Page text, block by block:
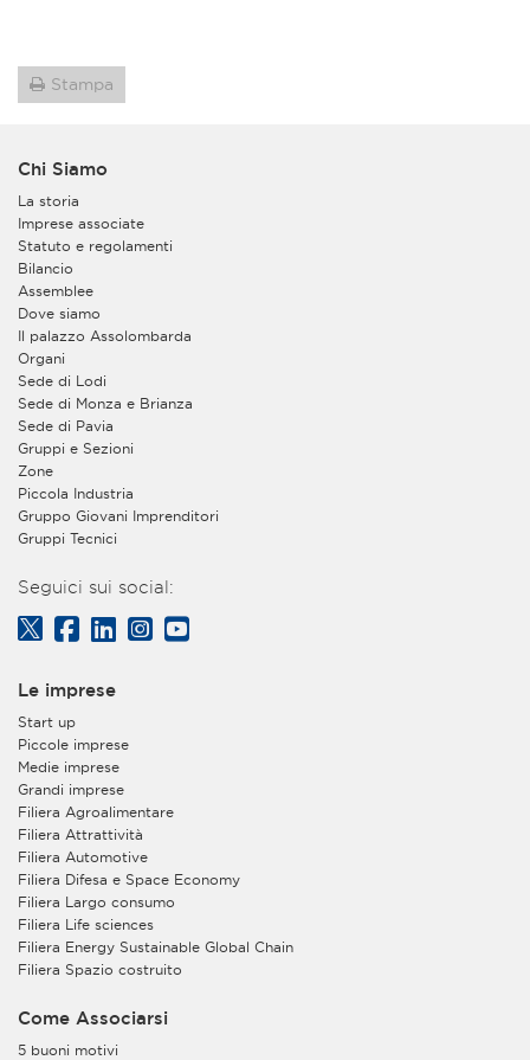
Stampa
Chi Siamo
La storia
Imprese associate
Statuto e regolamenti
Bilancio
Assemblee
Dove siamo
Il palazzo Assolombarda
Organi
Sede di Lodi
Sede di Monza e Brianza
Sede di Pavia
Gruppi e Sezioni
Zone
Piccola Industria
Gruppo Giovani Imprenditori
Gruppi Tecnici
Seguici sui social:
Le imprese
Start up
Piccole imprese
Medie imprese
Grandi imprese
Filiera Agroalimentare
Filiera Attrattività
Filiera Automotive
Filiera Difesa e Space Economy
Filiera Largo consumo
Filiera Life sciences
Filiera Energy Sustainable Global Chain
Filiera Spazio costruito
Come Associarsi
5 buoni motivi